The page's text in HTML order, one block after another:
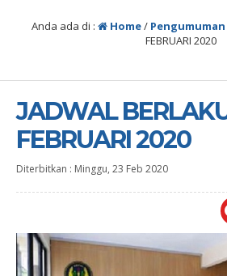
Anda ada di : Home/ Pengumuman
FEBRUARI 2020
JADWAL
FEBRUARI 2020
Diterbitkan : Minggu, 23 Feb 2020